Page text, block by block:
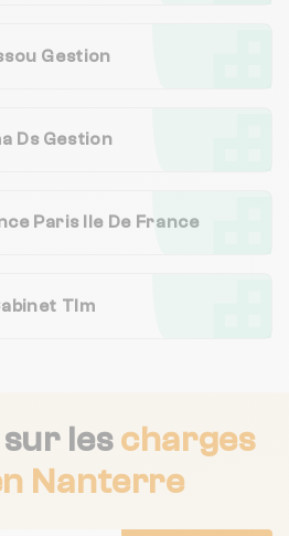
Gestion
Ds Gestion
Paris Ile De France
Tlm
lescharges
Nanterre